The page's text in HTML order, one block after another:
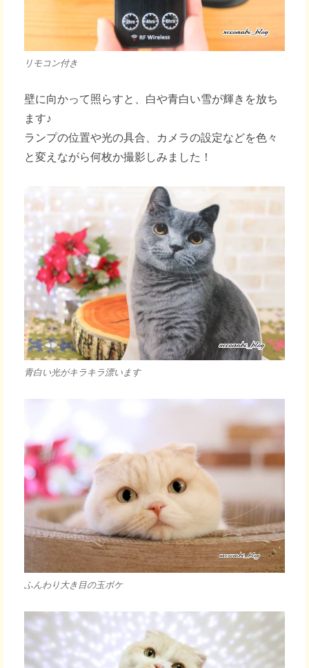
リモコン付き
壁に向かって照らすと、白や青白い雪が輝きを放ち
ます♪
ランプの位置や光の具合、カメラの設定などを色々
と変えながら何枚か撮影しみました！
青白い光がキラキラ漂います
ふんわり大き目の玉ボケ